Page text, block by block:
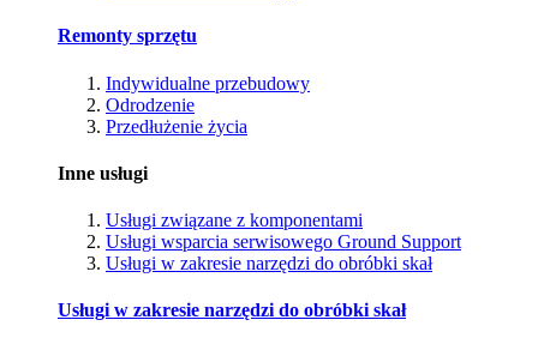
Remonty sprzętu
Indywidualne przebudowy
Odrodzenie
Przedłużenie życia
Inne usługi
Usługi związane z komponentami
Usługi wsparcia serwisowego Ground Support
Usługi w zakresie narzędzi do obróbki skał
Usługi w zakresie narzędzi do obróbki skał